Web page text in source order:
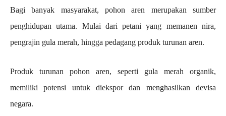
Bagi banyak masyarakat, pohon aren merupakan sumber
penghidupan utama. Mulai dari petani yang memanen nira,
pengrajin gula merah, hingga pedagang produk turunan aren.
Produk turunan pohon aren, seperti gula merah organik,
memiliki potensi untuk diekspor dan menghasilkan devisa
negara.